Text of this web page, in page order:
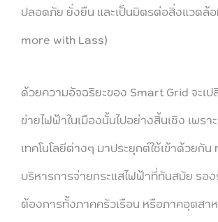
ปลอดภัย ยั่งยืน และเป็นมิตรต่อสิ่งแวดล้
more with Lass)
ด้วยความอัจฉริยะของ Smart Grid จะเป
ข่ายไฟฟ้าในเมืองนั้นไปอย่างสิ้นเชิง เพรา
เทคโนโลยีต่างๆ มาประยุกต์ใช้เข้าด้วยกัน
บริหารการจ่ายกระแสไฟฟ้าที่ทันสมัย รอ
ต้องการทั้งภาคครัวเรือน หรือภาคอุตสา